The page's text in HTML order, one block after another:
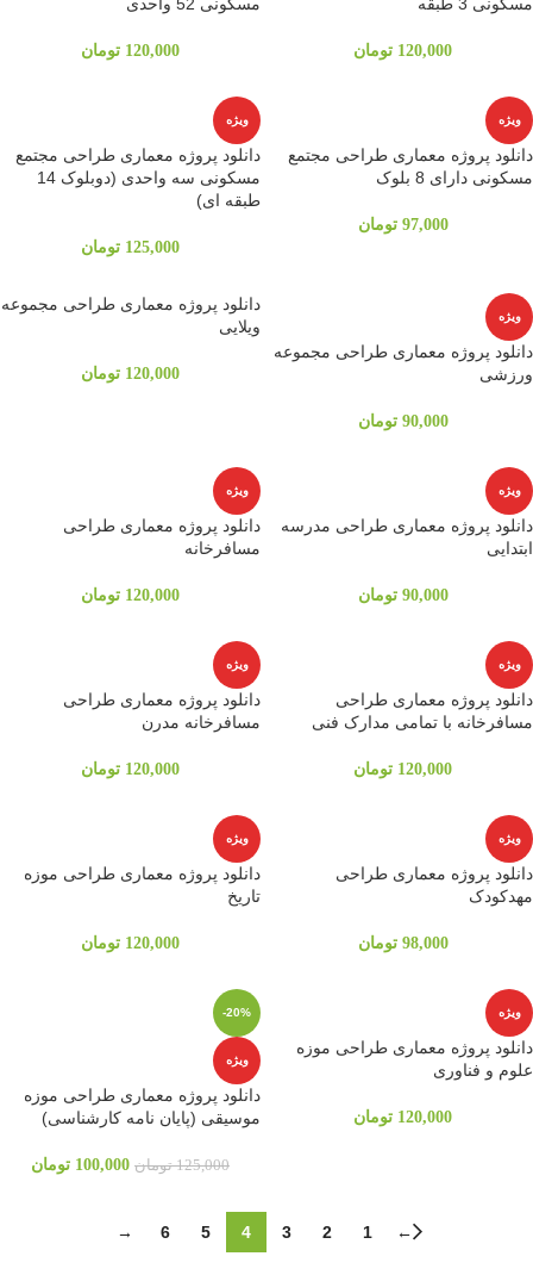
120,000 تومان 120,000 تومان
ویژه
دانلود پروژه معماری طراحی مجتمع
مسکونی دارای 8 بلوک
97,000 تومان
ویژه
دانلود پروژه معماری طراحی مجتمع
مسکونی سه واحدی (دوبلوک 14
طبقه ای)
125,000 تومان
ویژه
دانلود پروژه معماری طراحی مجموعه
ورزشی
90,000 تومان
دانلود پروژه معماری طراحی مجموعه
ویلایی
120,000 تومان
ویژه
دانلود پروژه معماری طراحی مدرسه
ابتدایی
90,000 تومان
ویژه
دانلود پروژه معماری طراحی
مسافرخانه
120,000 تومان
ویژه
دانلود پروژه معماری طراحی
مسافرخانه با تمامی مدارک فنی
120,000 تومان
ویژه
دانلود پروژه معماری طراحی
مسافرخانه مدرن
120,000 تومان
ویژه
دانلود پروژه معماری طراحی
مهدکودک
98,000 تومان
ویژه
دانلود پروژه معماری طراحی موزه
تاریخ
120,000 تومان
ویژه
دانلود پروژه معماری طراحی موزه
علوم و فناوری
120,000 تومان
-20%
ویژه
دانلود پروژه معماری طراحی موزه
موسیقی (پایان نامه کارشناسی)
125,000 تومان 100,000 تومان
←
1
2
3
4
5
6
→